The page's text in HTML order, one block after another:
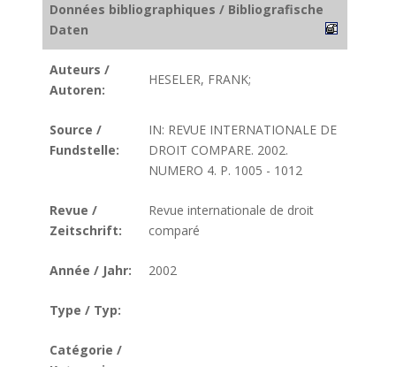
Données bibliographiques / Bibliografische
Daten
Auteurs /
Autoren:
HESELER, FRANK;
Source /
Fundstelle:
IN: REVUE INTERNATIONALE DE
DROIT COMPARE. 2002.
NUMERO 4. P. 1005 - 1012
Revue /
Zeitschrift:
Revue internationale de droit
comparé
Année / Jahr: 2002
Type / Typ:
Catégorie /